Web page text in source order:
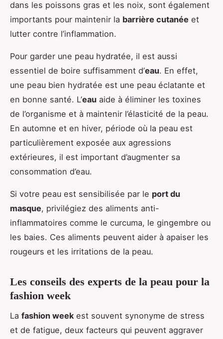
dans les poissons gras et les noix, sont également
importants pour maintenir la barrière cutanée et
lutter contre l’inflammation.
Pour garder une peau hydratée, il est aussi
essentiel de boire suffisamment d’eau. En effet,
une peau bien hydratée est une peau éclatante et
en bonne santé. L’eau aide à éliminer les toxines
de l’organisme et à maintenir l’élasticité de la peau.
En automne et en hiver, période où la peau est
particulièrement exposée aux agressions
extérieures, il est important d’augmenter sa
consommation d’eau.
Si votre peau est sensibilisée par le port du
masque, privilégiez des aliments anti-
inflammatoires comme le curcuma, le gingembre ou
les baies. Ces aliments peuvent aider à apaiser les
rougeurs et les irritations de la peau.
Les conseils des experts de la peau pour la
fashion week
La fashion weekest souvent synonyme de stress
et de fatigue, deux facteurs qui peuvent aggraver